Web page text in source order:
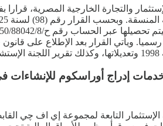
والتجارة الخارجية المصرية،
إدراج أوراسكوم
التابعة لمجموعة إي اف چي